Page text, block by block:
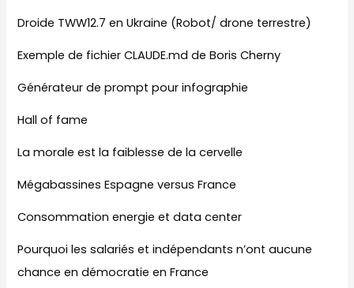
Droide TWW12.7 en Ukraine (Robot/ drone terrestre)
Exemple de fichier CLAUDE.md de Boris Cherny
Générateur de prompt pour infographie
Hall of fame
La morale est la faiblesse de la cervelle
Mégabassines Espagne versus France
Consommation energie et data center
Pourquoi les salariés et indépendants n’ont aucune
chance en démocratie en France